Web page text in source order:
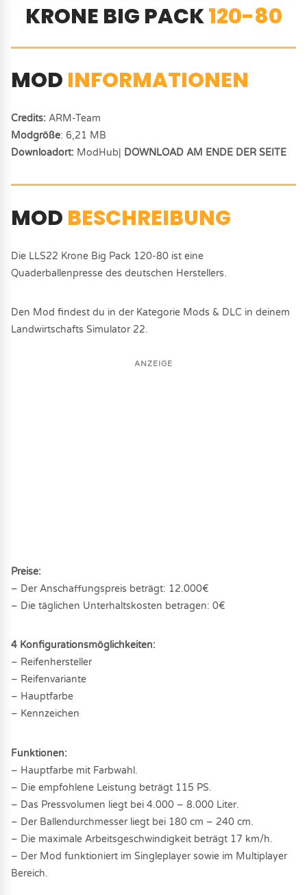
KRONE BIG PACK120-80
MOD INFORMATIONEN
Credits: ARM-Team
Modgröße: 6,21 MB
Downloadort: ModHub| DOWNLOAD AM ENDE DER SEITE
MOD BESCHREIBUNG
Die LLS22 Krone Big Pack 120-80 ist eine
Quaderballenpresse des deutschen Herstellers.
Den Mod findest du in der Kategorie Mods & DLC in deinem
Landwirtschafts Simulator 22.
ANZEIGE
Preise:
– Der Anschaffungspreis beträgt: 12.000€
– Die täglichen Unterhaltskosten betragen: 0€
4 Konfigurationsmöglichkeiten:
– Reifenhersteller
– Reifenvariante
– Hauptfarbe
– Kennzeichen
Funktionen:
– Hauptfarbe mit Farbwahl.
– Die empfohlene Leistung beträgt 115 PS.
– Das Pressvolumen liegt bei 4.000 – 8.000 Liter.
– Der Ballendurchmesser liegt bei 180 cm – 240 cm.
– Die maximale Arbeitsgeschwindigkeit beträgt 17 km/h.
– Der Mod funktioniert im Singleplayer sowie im Multiplayer
Bereich.